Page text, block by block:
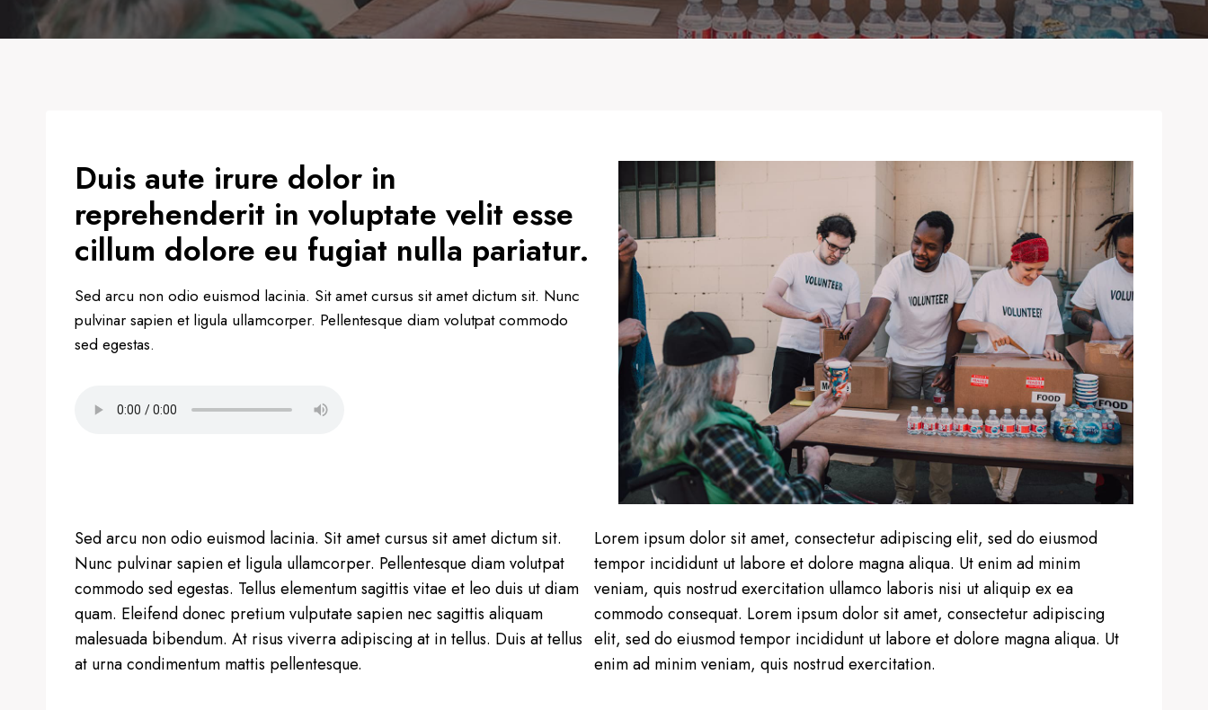
Duis aute irure dolor in
reprehenderit in voluptate velit esse
cillum dolore eu fugiat nulla pariatur.
Sed arcu non odio euismod lacinia. Sit amet cursus sit amet dictum sit. Nunc
pulvinar sapien et ligula ullamcorper. Pellentesque diam volutpat commodo
sed egestas.
Sed arcu non odio euismod lacinia. Sit amet cursus sit amet dictum sit.
Nunc pulvinar sapien et ligula ullamcorper. Pellentesque diam volutpat
commodo sed egestas. Tellus elementum sagittis vitae et leo duis ut diam
quam. Eleifend donec pretium vulputate sapien nec sagittis aliquam
malesuada bibendum. At risus viverra adipiscing at in tellus. Duis at tellus
at urna condimentum mattis pellentesque.
Lorem ipsum dolor sit amet, consectetur adipiscing elit, sed do eiusmod
tempor incididunt ut labore et dolore magna aliqua. Ut enim ad minim
veniam, quis nostrud exercitation ullamco laboris nisi ut aliquip ex ea
commodo consequat. Lorem ipsum dolor sit amet, consectetur adipiscing
elit, sed do eiusmod tempor incididunt ut labore et dolore magna aliqua. Ut
enim ad minim veniam, quis nostrud exercitation.